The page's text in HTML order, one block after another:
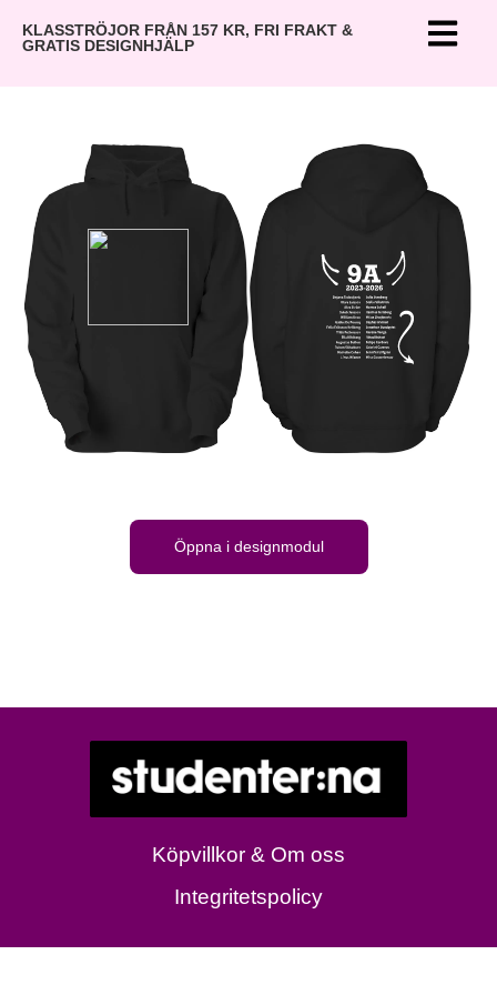
KLASSTRÖJOR FRÅN 157 KR, FRI FRAKT &
GRATIS DESIGNHJÄLP
Öppna i designmodul
Köpvillkor & Om oss
Integritetspolicy